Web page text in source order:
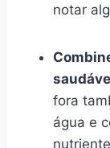
notar
fora
água e